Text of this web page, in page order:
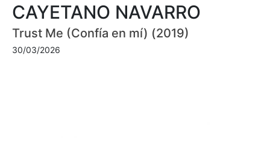
CAYETANO NAVARRO
Trust Me (Confía en mí) (2019)
30/03/2026